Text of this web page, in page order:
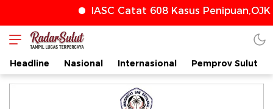
IASC Catat 608 Kasus Penipuan,OJK
radarsulut.com
Headline Nasional Internasional Pemprov Sulut